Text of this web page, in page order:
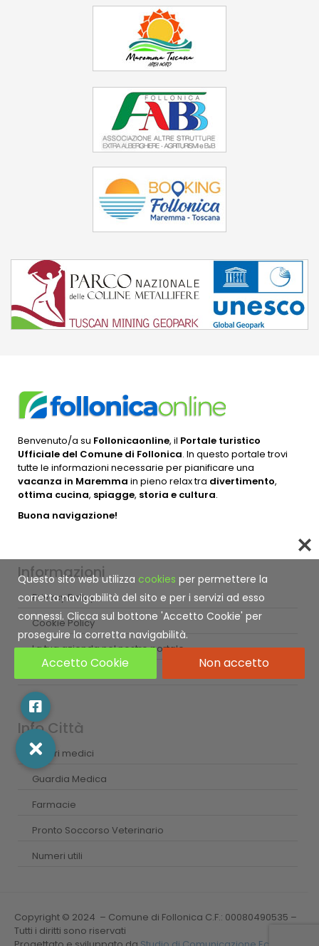
Benvenuto/a su Follonicaonline, il Portale turistico
Ufficiale del Comune di Follonica. In questo portale trovi
tutte le informazioni necessarie per pianificare una
vacanza in Maremma in pieno relax tra divertimento,
ottima cucina, spiagge, storia e cultura.
Buona navigazione!
Informazioni
Privacy Policy
Cookie Policy
La tua azienda nel nostro portale
Info Città
Centri medici
Guardia Medica
Farmacie
Pronto Soccorso Veterinario
Numeri utili
Copyright © 2024 – Comune di Follonica C.F.: 00080490535 –
Tutti i diritti sono riservati
Questo sito web utilizza cookies per permettere la
corretta navigabilità del sito e per i servizi ad esso
connessi. Clicca sul bottone 'Accetto Cookie' per
proseguire la corretta navigabilità.
Accetto Cookie Non accetto